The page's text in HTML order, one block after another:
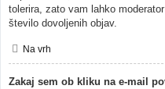
tolerira, zato vam lahko
število dovoljenih objav.
Na vrh
Zakaj sem ob kliku na e-mail